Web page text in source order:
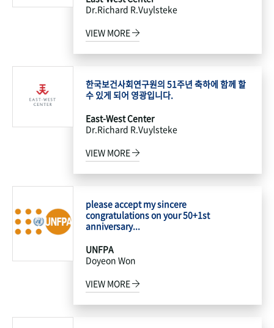
Dr.Richard R.Vuylsteke
VIEW MORE
한국보건사회연구원의 51주년 축하에 함께 할
수 있게 되어 영광입니다.
East-West Center
Dr.Richard R.Vuylsteke
VIEW MORE
please accept my sincere
congratulations on your 50+1st
anniversary...
UNFPA
Doyeon Won
VIEW MORE